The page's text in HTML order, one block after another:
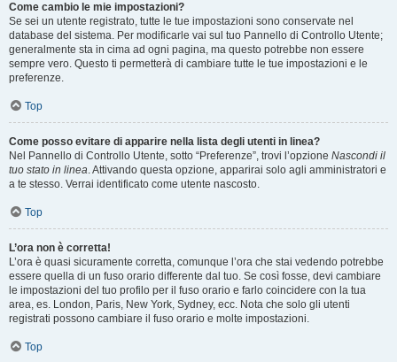
Come cambio le mie impostazioni?
Se sei un utente registrato, tutte le tue impostazioni sono conservate nel
database del sistema. Per modificarle vai sul tuo Pannello di Controllo Utente;
generalmente sta in cima ad ogni pagina, ma questo potrebbe non essere
sempre vero. Questo ti permetterà di cambiare tutte le tue impostazioni e le
preferenze.
Top
Come posso evitare di apparire nella lista degli utenti in linea?
Nel Pannello di Controllo Utente, sotto “Preferenze”, trovi l’opzione Nascondi il
tuo stato in linea. Attivando questa opzione, apparirai solo agli amministratori e
a te stesso. Verrai identificato come utente nascosto.
Top
L’ora non è corretta!
L’ora è quasi sicuramente corretta, comunque l’ora che stai vedendo potrebbe
essere quella di un fuso orario differente dal tuo. Se così fosse, devi cambiare
le impostazioni del tuo profilo per il fuso orario e farlo coincidere con la tua
area, es. London, Paris, New York, Sydney, ecc. Nota che solo gli utenti
registrati possono cambiare il fuso orario e molte impostazioni.
Top